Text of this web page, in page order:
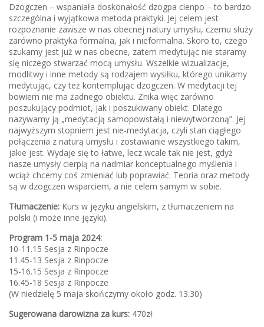
Dzogczen – wspaniała doskonałość dzogpa cienpo – to bardzo
szczególna i wyjątkowa metoda praktyki. Jej celem jest
rozpoznanie zawsze w nas obecnej natury umysłu, czemu służy
zarówno praktyka formalna, jak i nieformalna. Skoro to, czego
szukamy jest już w nas obecne, zatem medytując nie staramy
się niczego stwarzać mocą umysłu. Wszelkie wizualizacje,
modlitwy i inne metody są rodzajem wysiłku, którego unikamy
medytując, czy też kontemplując dzogczen. W medytacji tej
bowiem nie ma żadnego obiektu. Znika więc zarówno
poszukujący podmiot, jak i poszukiwany obiekt. Dlatego
nazywamy ją „medytacją samopowstałą i niewytworzoną”. Jej
najwyższym stopniem jest nie-medytacja, czyli stan ciągłego
połączenia z naturą umysłu i zostawianie wszystkiego takim,
jakie jest. Wydaje się to łatwe, lecz wcale tak nie jest, gdyż
nasze umysły cierpią na nadmiar konceptualnego myślenia i
wciąż chcemy coś zmieniać lub poprawiać. Teoria oraz metody
są w dzogczen wsparciem, a nie celem samym w sobie.
Tłumaczenie: Kurs w języku angielskim, z tłumaczeniem na
polski (i może inne języki).
Program 1-5 maja 2024:
10-11.15 Sesja z Rinpocze
11.45-13 Sesja z Rinpocze
15-16.15 Sesja z Rinpocze
16.45-18 Sesja z Rinpocze
(W niedzielę 5 maja skończymy około godz. 13.30)
Sugerowana darowizna za kurs: 470zł